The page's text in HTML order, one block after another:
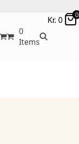
0
Items
Kr. 0 0